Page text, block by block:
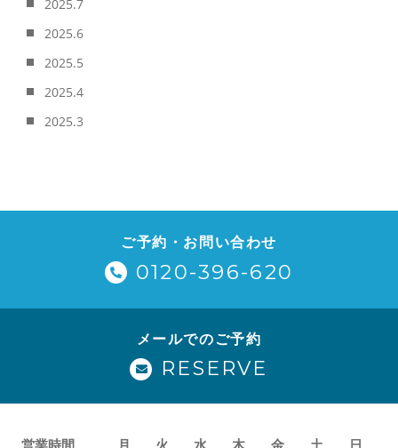
2025.7
2025.6
2025.5
2025.4
2025.3
ご予約・お問い合わせ
0120-396-620
メールでのご予約
RESERVE